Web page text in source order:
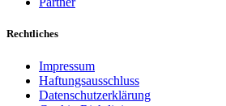
Rechtliches
Impressum
Haftungsausschluss
Datenschutzerklärung